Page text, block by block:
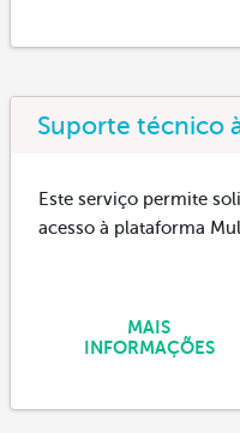
Suporte técnico
Este serviço permite
acesso à plataforma
MAIS
INFORMAÇÕES